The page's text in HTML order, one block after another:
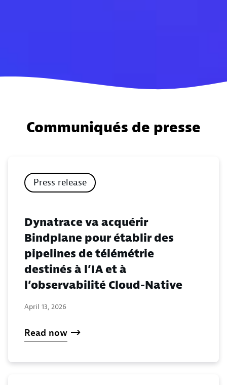
Communiqués de presse
Press release
Dynatrace va acquérir
Bindplane pour établir des
pipelines de télémétrie
destinés à l’IA et à
l’observabilité Cloud-Native
April 13, 2026
Read now